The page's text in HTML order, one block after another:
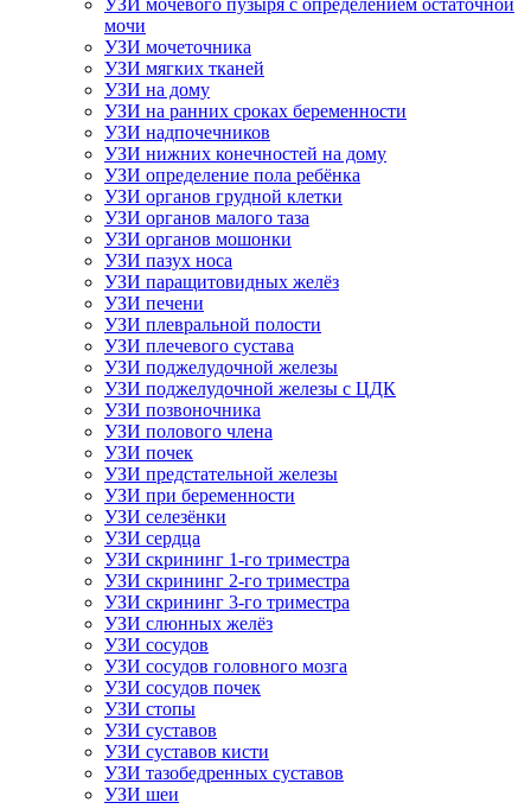
УЗИ мочевого пузыря с определением остаточной
мочи
УЗИ мочеточника
УЗИ мягких тканей
УЗИ на дому
УЗИ на ранних сроках беременности
УЗИ надпочечников
УЗИ нижних конечностей на дому
УЗИ определение пола ребёнка
УЗИ органов грудной клетки
УЗИ органов малого таза
УЗИ органов мошонки
УЗИ пазух носа
УЗИ паращитовидных желёз
УЗИ печени
УЗИ плевральной полости
УЗИ плечевого сустава
УЗИ поджелудочной железы
УЗИ поджелудочной железы с ЦДК
УЗИ позвоночника
УЗИ полового члена
УЗИ почек
УЗИ предстательной железы
УЗИ при беременности
УЗИ селезёнки
УЗИ сердца
УЗИ скрининг 1-го триместра
УЗИ скрининг 2-го триместра
УЗИ скрининг 3-го триместра
УЗИ слюнных желёз
УЗИ сосудов
УЗИ сосудов головного мозга
УЗИ сосудов почек
УЗИ стопы
УЗИ суставов
УЗИ суставов кисти
УЗИ тазобедренных суставов
УЗИ шеи